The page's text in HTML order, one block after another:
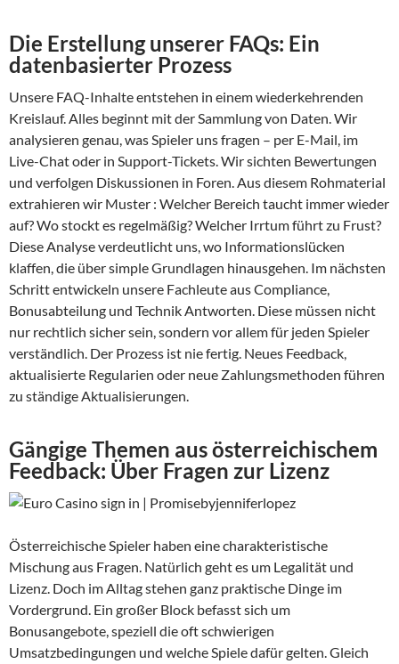
Die Erstellung unserer FAQs: Ein
datenbasierter Prozess
Unsere FAQ-Inhalte entstehen in einem wiederkehrenden
Kreislauf. Alles beginnt mit der Sammlung von Daten. Wir
analysieren genau, was Spieler uns fragen – per E-Mail, im
Live-Chat oder in Support-Tickets. Wir sichten Bewertungen
und verfolgen Diskussionen in Foren. Aus diesem Rohmaterial
extrahieren wir Muster : Welcher Bereich taucht immer wieder
auf? Wo stockt es regelmäßig? Welcher Irrtum führt zu Frust?
Diese Analyse verdeutlicht uns, wo Informationslücken
klaffen, die über simple Grundlagen hinausgehen. Im nächsten
Schritt entwickeln unsere Fachleute aus Compliance,
Bonusabteilung und Technik Antworten. Diese müssen nicht
nur rechtlich sicher sein, sondern vor allem für jeden Spieler
verständlich. Der Prozess ist nie fertig. Neues Feedback,
aktualisierte Regularien oder neue Zahlungsmethoden führen
zu ständige Aktualisierungen.
Gängige Themen aus österreichischem
Feedback: Über Fragen zur Lizenz
Österreichische Spieler haben eine charakteristische
Mischung aus Fragen. Natürlich geht es um Legalität und
Lizenz. Doch im Alltag stehen ganz praktische Dinge im
Vordergrund. Ein großer Block befasst sich um
Bonusangebote, speziell die oft schwierigen
Umsatzbedingungen und welche Spiele dafür gelten. Gleich